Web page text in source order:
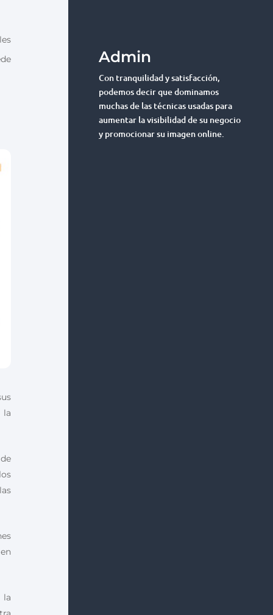
la
la
Admin
Con tranquilidad y satisfacción,
podemos decir que dominamos
muchas de las técnicas usadas para
aumentar la visibilidad de su negocio
y promocionar su imagen online.